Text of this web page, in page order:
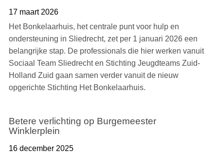
17 maart 2026
Het Bonkelaarhuis, het centrale punt voor hulp en
ondersteuning in Sliedrecht, zet per 1 januari 2026 een
belangrijke stap. De professionals die hier werken vanuit
Sociaal Team Sliedrecht en Stichting Jeugdteams Zuid-
Holland Zuid gaan samen verder vanuit de nieuw
opgerichte Stichting Het Bonkelaarhuis.
Betere verlichting op Burgemeester
Winklerplein
16 december 2025